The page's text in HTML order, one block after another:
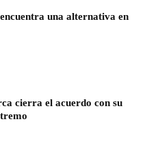
una alternativa en
cierra el acuerdo con su